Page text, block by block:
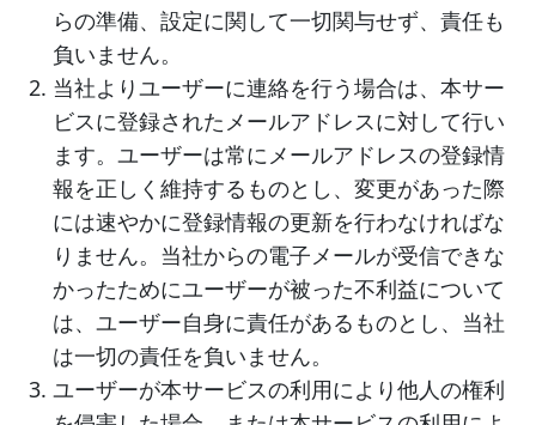
らの準備、設定に関して一切関与せず、責任も
負いません。
当社よりユーザーに連絡を行う場合は、本サー
ビスに登録されたメールアドレスに対して行い
ます。ユーザーは常にメールアドレスの登録情
報を正しく維持するものとし、変更があった際
には速やかに登録情報の更新を行わなければな
りません。当社からの電子メールが受信できな
かったためにユーザーが被った不利益について
は、ユーザー自身に責任があるものとし、当社
は一切の責任を負いません。
ユーザーが本サービスの利用により他人の権利